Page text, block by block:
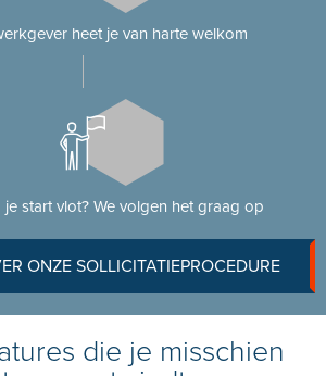
heet je van harte welkom
start vlot? We volgen het graag op
ONZE SOLLICITATIEPROCEDURE
die je misschien